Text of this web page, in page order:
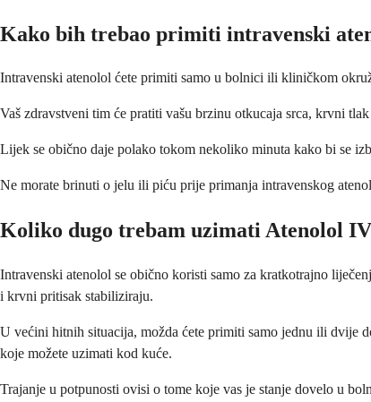
Kako bih trebao primiti intravenski
Intravenski atenolol ćete primiti samo u bolnici ili kliničkom
Vaš zdravstveni tim će pratiti vašu brzinu otkucaja srca, krvni
Lijek se obično daje polako tokom nekoliko minuta kako bi se
Ne morate brinuti o jelu ili piću prije primanja intravenskog
Koliko dugo trebam uzimati Atenolol
Intravenski atenolol se obično koristi samo za kratkotrajno
i krvni pritisak stabiliziraju.
U većini hitnih situacija, možda ćete primiti samo jednu ili dvije
koje možete uzimati kod kuće.
Trajanje u potpunosti ovisi o tome koje vas je stanje dovelo u